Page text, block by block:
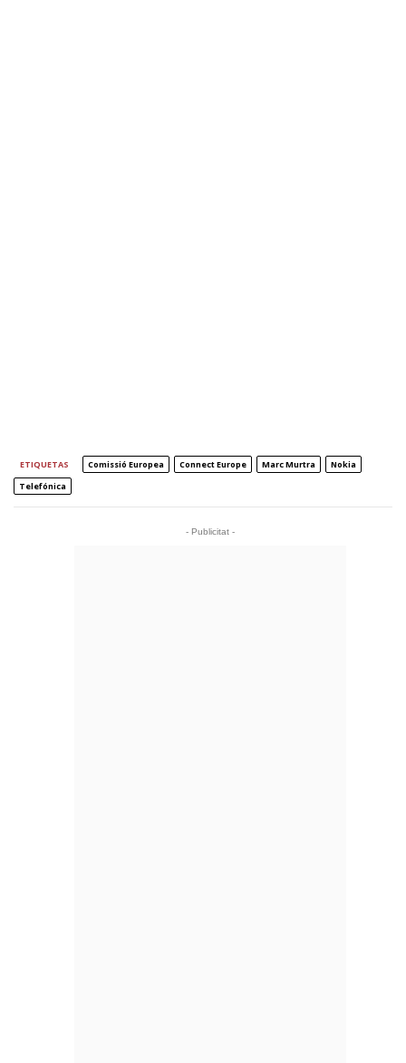
ETIQUETAS Comissió Europea Connect Europe Marc Murtra
Nokia
Telefónica
- Publicitat -